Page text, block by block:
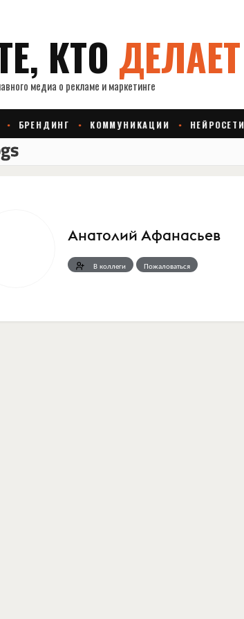
Анатолий Афанасьев
В коллеги Пожаловаться